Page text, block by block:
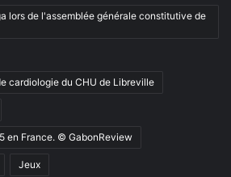
lors de l'assemblée générale constitutive de
cardiologie du CHU de Libreville
en France. © GabonReview
Jeux